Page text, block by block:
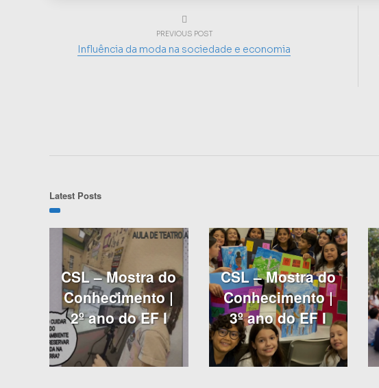
PREVIOUS POST
Influência da moda na sociedade e economia
Latest Posts
CSL – Mostra do
Conhecimento |
2º ano do EF I
CSL – Mostra do
Conhecimento |
3º ano do EF I